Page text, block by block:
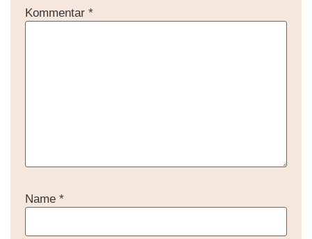
Kommentar*
Name*